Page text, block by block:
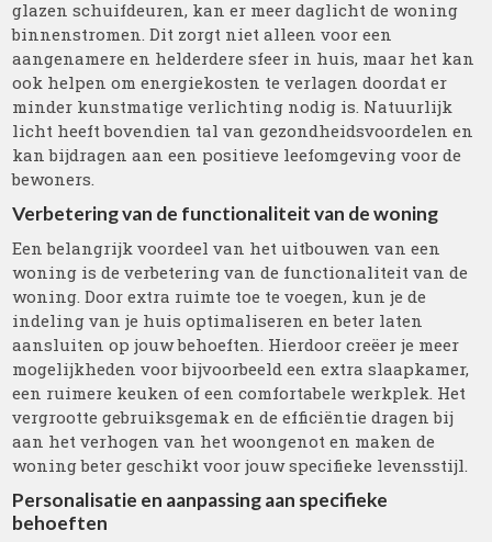
glazen schuifdeuren, kan er meer daglicht de woning
binnenstromen. Dit zorgt niet alleen voor een
aangenamere en helderdere sfeer in huis, maar het kan
ook helpen om energiekosten te verlagen doordat er
minder kunstmatige verlichting nodig is. Natuurlijk
licht heeft bovendien tal van gezondheidsvoordelen en
kan bijdragen aan een positieve leefomgeving voor de
bewoners.
Verbetering van de functionaliteit van de woning
Een belangrijk voordeel van het uitbouwen van een
woning is de verbetering van de functionaliteit van de
woning. Door extra ruimte toe te voegen, kun je de
indeling van je huis optimaliseren en beter laten
aansluiten op jouw behoeften. Hierdoor creëer je meer
mogelijkheden voor bijvoorbeeld een extra slaapkamer,
een ruimere keuken of een comfortabele werkplek. Het
vergrootte gebruiksgemak en de efficiëntie dragen bij
aan het verhogen van het woongenot en maken de
woning beter geschikt voor jouw specifieke levensstijl.
Personalisatie en aanpassing aan specifieke
behoeften